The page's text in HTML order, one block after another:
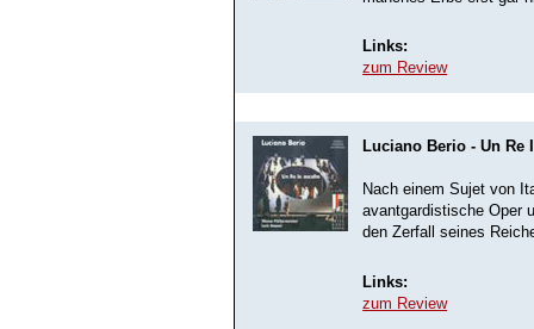
Links:
zum Review
Luciano Berio - Un Re
Nach einem Sujet von
avantgardistische Oper
den Zerfall seines
Links:
zum Review